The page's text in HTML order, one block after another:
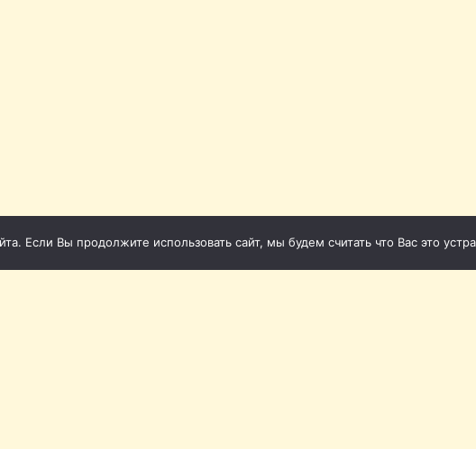
Если Вы продолжите использовать сайт, мы будем считать что Вас это